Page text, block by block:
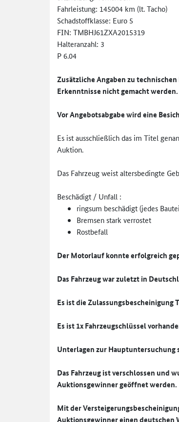
Fahrleistung: 145004 km (lt. Tacho)
Schadstoffklasse: Euro 5
FIN: TMBHJ61ZXA2015319
Halteranzahl: 3
P 6.04
Zusätzliche Angaben zu
Erkenntnisse nicht gemacht werden.
Vor Angebotsabgabe wird eine
Es ist ausschließlich das im Titel
Auktion.
Das Fahrzeug weist altersbedingte
Beschädigt / Unfall :
ringsum beschädigt (jedes
Bremsen stark verrostet
Rostbefall
Der Motorlauf konnte erfolgreich
Das Fahrzeug war zuletzt in
Es ist die Zulassungsbescheinigung
Es ist 1x Fahrzeugschlüssel
Unterlagen zur Hauptuntersuchung
Das Fahrzeug ist verschlossen und
Auktionsgewinner geöffnet werden.
Mit der
Auktionsgewinner einen deutschen